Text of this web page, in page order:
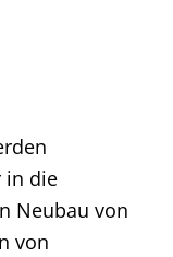
in die
Neubau von
von